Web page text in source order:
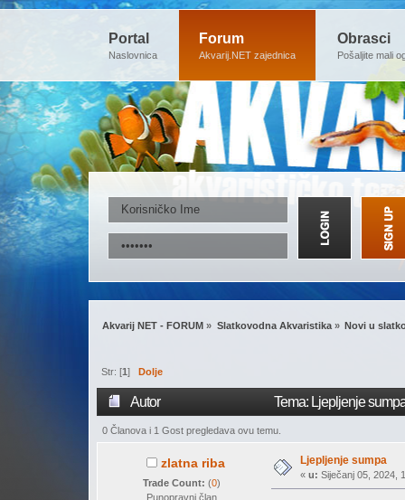
Portal
Naslovnica
Forum
Akvarij.NET zajednica
Obrasci
Pošaljite mali
Akvarij NET - FORUM » Slatkovodna Akvaristika» Novi u
Str: [1] Dolje
Autor Tema: Ljepljenje
0 Članova i 1 Gost pregledava ovu temu.
zlatna riba
Trade Count: (0)
Punopravni član
Ljepljenje sumpa
« u: Siječanj 05, 2024,